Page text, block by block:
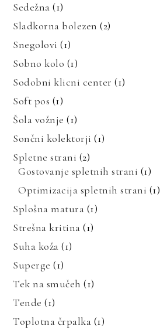
Sedežna (1)
Sladkorna bolezen (2)
Snegolovi (1)
Sobno kolo (1)
Sodobni klicni center (1)
Soft pos (1)
Šola vožnje (1)
Sončni kolektorji (1)
Spletne strani (2)
Gostovanje spletnih strani (1)
Optimizacija spletnih strani (1)
Splošna matura (1)
Strešna kritina (1)
Suha koža (1)
Superge (1)
Tek na smučeh (1)
Tende (1)
Toplotna črpalka (1)